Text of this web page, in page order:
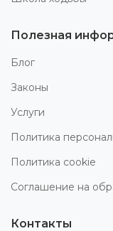
Полезная
Блог
Законы
Услуги
Политика
Политика cookie
Соглашение на
Контакты